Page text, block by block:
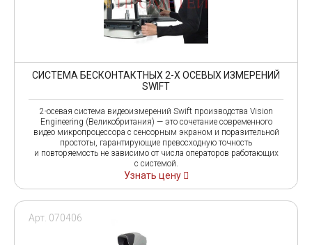
СИСТЕМА БЕСКОНТАКТНЫХ 2-Х ОСЕВЫХ ИЗМЕРЕНИЙ
SWIFT
2-осевая система видеоизмерений Swift производства Vision
Engineering (Великобритания) — это сочетание современного
видео микропроцессора с сенсорным экраном и поразительной
простоты, гарантирующие превосходную точность
и повторяемость не зависимо от числа операторов работающих
с системой.
Узнать цену
Арт. 070406